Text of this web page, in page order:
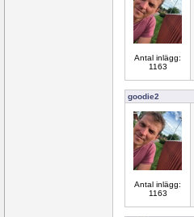
Antal inlägg:
1163
goodie2
Antal inlägg:
1163